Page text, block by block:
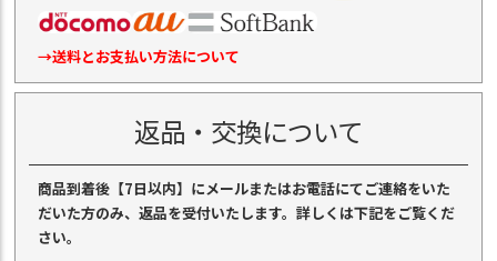
→送料とお支払い方法について
返品・交換について
商品到着後【7日以内】にメールまたはお電話にてご連絡をいた
だいた方のみ、返品を受付いたします。詳しくは下記をご覧くだ
さい。